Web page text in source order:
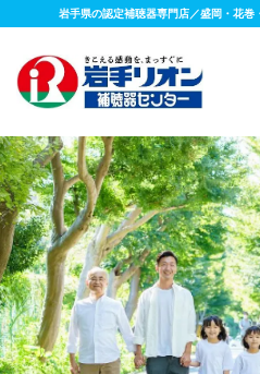
岩手県の認定補聴器専門店／盛岡・花